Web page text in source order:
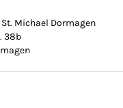
Michael Dormagen
38b